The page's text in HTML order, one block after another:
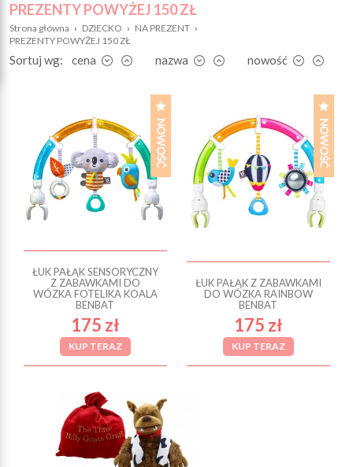
PREZENTY POWYŻEJ 150 ZŁ
Strona główna › DZIECKO › NA PREZENT ›
PREZENTY POWYŻEJ 150 ZŁ
Sortuj wg: cena nazwa nowość
ŁUK PAŁĄK SENSORYCZNY
Z ZABAWKAMI DO
WÓZKA FOTELIKA KOALA
BENBAT
175 zł
KUP TERAZ
ŁUK PAŁĄK Z ZABAWKAMI
DO WÓZKA RAINBOW
BENBAT
175 zł
KUP TERAZ